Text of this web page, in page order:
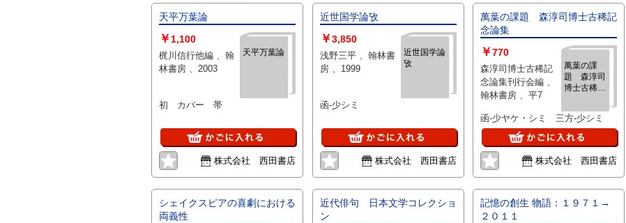
天平万葉論
天平万葉論
￥ 1,100
梶川信行他編 、翰
林書房 、2003
初 カバー 帯
株式会社 西田書店
近世国学論攷
近世国学論
攷
￥3,850
浅野三平 、翰林書
房 、1999
函‐少シミ
株式会社 西田書店
萬葉の課題 森淳司博士古稀記
念論集
萬葉の課
題 森淳司
博士古稀記
￥770
森淳司博士古稀記
念論集刊行会編 、
翰林書房 、平7
函‐少ヤケ・シミ 三方‐少シミ
株式会社 西田書店
シェイクスピアの喜劇における
両義性
近代俳句 日本文学コレクショ
ン
記憶の創生 物語：１９７１→
２０１１